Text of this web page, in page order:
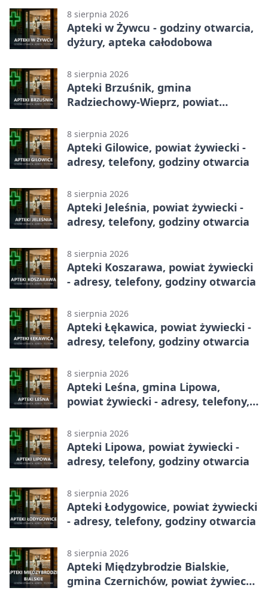
8 sierpnia 2026
Apteki w Żywcu - godziny otwarcia,
dyżury, apteka całodobowa
8 sierpnia 2026
Apteki Brzuśnik, gmina
Radziechowy-Wieprz, powiat
otwarcia
8 sierpnia 2026
Apteki Gilowice, powiat żywiecki -
adresy, telefony, godziny otwarcia
8 sierpnia 2026
Apteki Jeleśnia, powiat żywiecki -
adresy, telefony, godziny otwarcia
8 sierpnia 2026
Apteki Koszarawa, powiat żywiecki
- adresy, telefony, godziny otwarcia
8 sierpnia 2026
Apteki Łękawica, powiat żywiecki -
adresy, telefony, godziny otwarcia
8 sierpnia 2026
Apteki Leśna, gmina Lipowa,
powiat żywiecki - adresy, telefony,
8 sierpnia 2026
Apteki Lipowa, powiat żywiecki -
adresy, telefony, godziny otwarcia
8 sierpnia 2026
Apteki Łodygowice, powiat żywiecki
- adresy, telefony, godziny otwarcia
8 sierpnia 2026
Apteki Międzybrodzie Bialskie,
gmina Czernichów, powiat żywiecki